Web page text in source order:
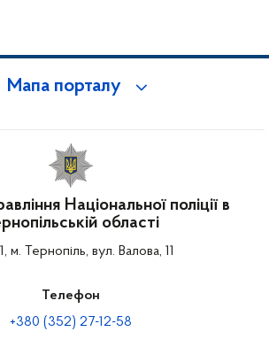
Мапа порталу
Національної поліції в
області
м. Тернопіль, вул. Валова, 11
Телефон
+380 (352) 27-12-58